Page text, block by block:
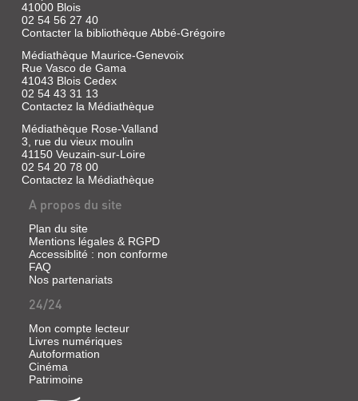
41000 Blois
02 54 56 27 40
Contacter la bibliothèque Abbé-Grégoire
Médiathèque Maurice-Genevoix
Rue Vasco de Gama
41043 Blois Cedex
02 54 43 31 13
Contactez la Médiathèque
Médiathèque Rose-Valland
3, rue du vieux moulin
41150 Veuzain-sur-Loire
02 54 20 78 00
Contactez la Médiathèque
A propos du site
Plan du site
Mentions légales & RGPD
Accessiblité : non conforme
FAQ
Nos partenariats
24/24
Mon compte lecteur
Livres numériques
Autoformation
Cinéma
Patrimoine